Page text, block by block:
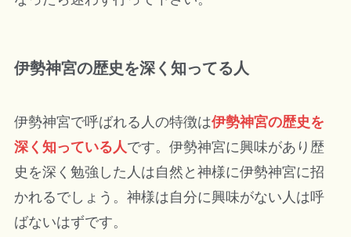
伊勢神宮の歴史を深く知ってる人
伊勢神宮で呼ばれる人の特徴は伊勢神宮の歴史を
深く知っている人です。伊勢神宮に興味があり歴
史を深く勉強した人は自然と神様に伊勢神宮に招
かれるでしょう。神様は自分に興味がない人は呼
ばないはずです。